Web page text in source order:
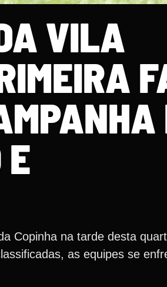
VILA
E
Copinha na tarde desta
as equipes se